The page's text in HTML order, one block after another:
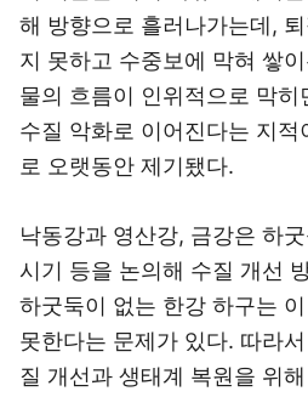
해 방향으로 흘러나가는데,
지 못하고 수중보에 막혀 쌓
물의 흐름이 인위적으로 막
수질 악화로 이어진다는 지적
로 오랫동안 제기됐다.
낙동강과 영산강, 금강은 하
시기 등을 논의해 수질 개선
하굿둑이 없는 한강 하구는
못한다는 문제가 있다. 따라
질 개선과 생태계 복원을 위